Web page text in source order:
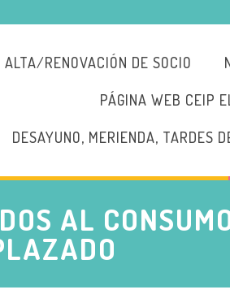
ALTA/RENOVACIÓN DE SOCIO
PÁGINA WEB CEIP
DESAYUNO, MERIENDA, TARDES
AL